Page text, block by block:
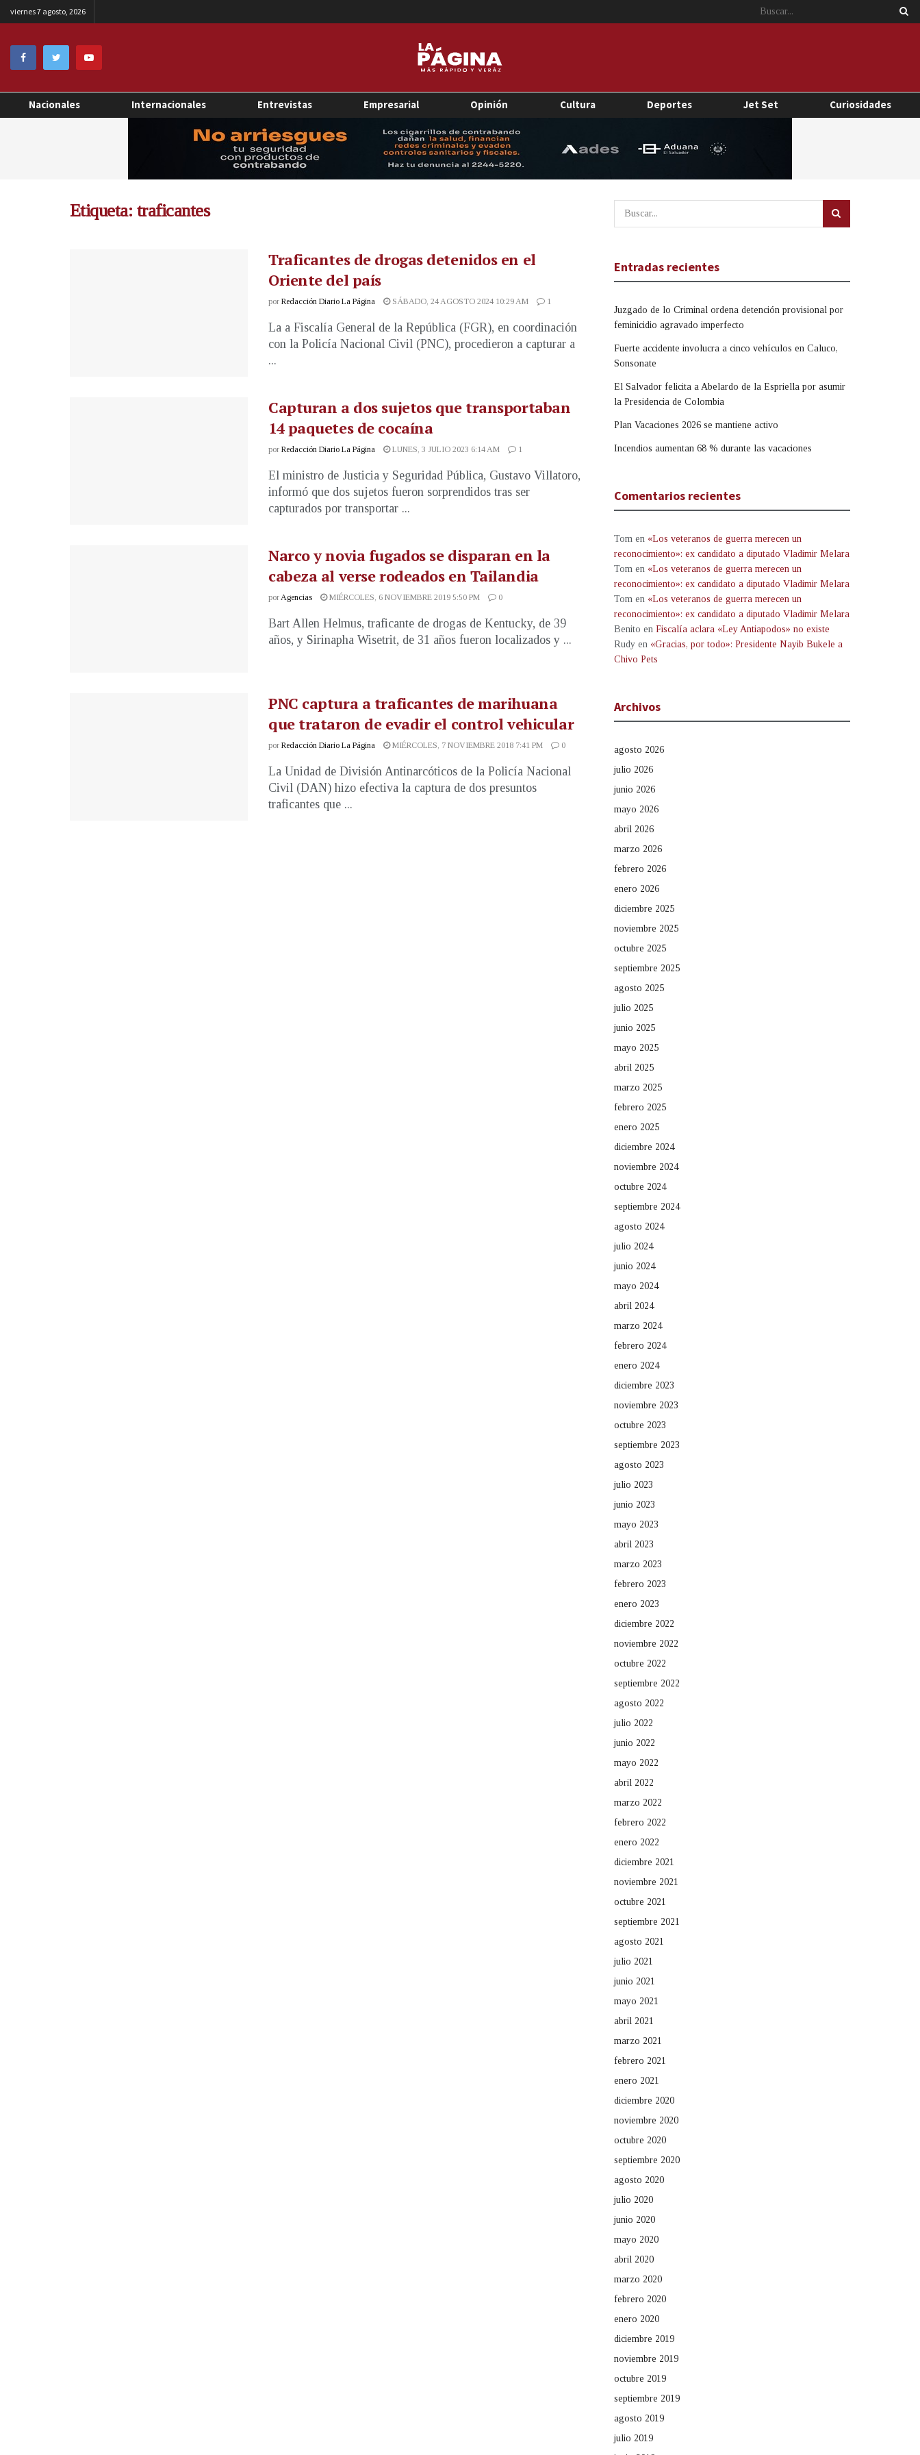
viernes 7 agosto, 2026
Nacionales Internacionales Entrevistas Empresarial Opinión Cultura Deportes Jet Set Curiosidades
Etiqueta: traficantes
Traficantes de drogas detenidos en el
Oriente del país
por Redacción Diario La Página SÁBADO, 24 AGOSTO 2024 10:29 AM 1
La a Fiscalía General de la República (FGR), en coordinación
con la Policía Nacional Civil (PNC), procedieron a capturar a
...
Capturan a dos sujetos que transportaban
14 paquetes de cocaína
por Redacción Diario La Página LUNES, 3 JULIO 2023 6:14 AM 1
El ministro de Justicia y Seguridad Pública, Gustavo Villatoro,
informó que dos sujetos fueron sorprendidos tras ser
capturados por transportar ...
Narco y novia fugados se disparan en la
cabeza al verse rodeados en Tailandia
por Agencias MIÉRCOLES, 6 NOVIEMBRE 2019 5:50 PM 0
Bart Allen Helmus, traficante de drogas de Kentucky, de 39
años, y Sirinapha Wisetrit, de 31 años fueron localizados y ...
PNC captura a traficantes de marihuana
que trataron de evadir el control vehicular
por Redacción Diario La Página MIÉRCOLES, 7 NOVIEMBRE 2018 7:41 PM 0
La Unidad de División Antinarcóticos de la Policía Nacional
Civil (DAN) hizo efectiva la captura de dos presuntos
traficantes que ...
Entradas recientes
Juzgado de lo Criminal ordena detención provisional por
feminicidio agravado imperfecto
Fuerte accidente involucra a cinco vehículos en Caluco,
Sonsonate
El Salvador felicita a Abelardo de la Espriella por asumir
la Presidencia de Colombia
Plan Vacaciones 2026 se mantiene activo
Incendios aumentan 68 % durante las vacaciones
Comentarios recientes
Tom en «Los veteranos de guerra merecen un
reconocimiento»: ex candidato a diputado Vladimir Melara
Tom en «Los veteranos de guerra merecen un
reconocimiento»: ex candidato a diputado Vladimir Melara
Tom en «Los veteranos de guerra merecen un
reconocimiento»: ex candidato a diputado Vladimir Melara
Benito en Fiscalía aclara «Ley Antiapodos» no existe
Rudy en «Gracias, por todo»: Presidente Nayib Bukele a
Chivo Pets
Archivos
agosto 2026
julio 2026
junio 2026
mayo 2026
abril 2026
marzo 2026
febrero 2026
enero 2026
diciembre 2025
noviembre 2025
octubre 2025
septiembre 2025
agosto 2025
julio 2025
junio 2025
mayo 2025
abril 2025
marzo 2025
febrero 2025
enero 2025
diciembre 2024
noviembre 2024
octubre 2024
septiembre 2024
agosto 2024
julio 2024
junio 2024
mayo 2024
abril 2024
marzo 2024
febrero 2024
enero 2024
diciembre 2023
noviembre 2023
octubre 2023
septiembre 2023
agosto 2023
julio 2023
junio 2023
mayo 2023
abril 2023
marzo 2023
febrero 2023
enero 2023
diciembre 2022
noviembre 2022
octubre 2022
septiembre 2022
agosto 2022
julio 2022
junio 2022
mayo 2022
abril 2022
marzo 2022
febrero 2022
enero 2022
diciembre 2021
noviembre 2021
octubre 2021
septiembre 2021
agosto 2021
julio 2021
junio 2021
mayo 2021
abril 2021
marzo 2021
febrero 2021
enero 2021
diciembre 2020
noviembre 2020
octubre 2020
septiembre 2020
agosto 2020
julio 2020
junio 2020
mayo 2020
abril 2020
marzo 2020
febrero 2020
enero 2020
diciembre 2019
noviembre 2019
octubre 2019
septiembre 2019
agosto 2019
julio 2019